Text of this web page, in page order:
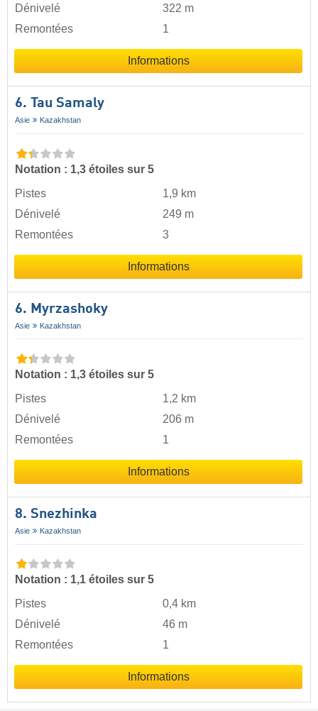
Dénivelé
322 m
Remontées
1
Informations
6. Tau Samaly
Asie Kazakhstan
Notation : 1,3 étoiles sur 5
Pistes
1,9 km
Dénivelé
249 m
Remontées
3
Informations
6. Myrzashoky
Asie Kazakhstan
Notation : 1,3 étoiles sur 5
Pistes
1,2 km
Dénivelé
206 m
Remontées
1
Informations
8. Snezhinka
Asie Kazakhstan
Notation : 1,1 étoiles sur 5
Pistes
0,4 km
Dénivelé
46 m
Remontées
1
Informations